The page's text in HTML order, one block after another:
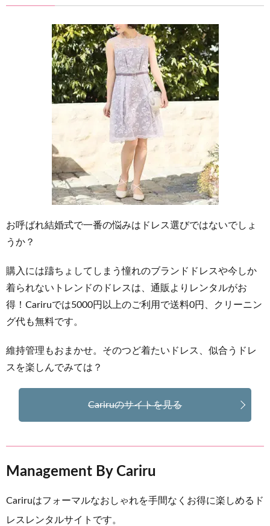
お呼ばれ結婚式で一番の悩みはドレス選びではないでしょ
うか？
購入には躊ちょしてしまう憧れのブランドドレスや今しか
着られないトレンドのドレスは、通販よりレンタルがお
得！Cariruでは5000円以上のご利用で送料0円、クリーニン
グ代も無料です。
維持管理もおまかせ。そのつど着たいドレス、似合うドレ
スを楽しんでみては？
Cariruのサイトを見る
Management By Cariru
Cariruはフォーマルなおしゃれを手間なくお得に楽しめるド
レスレンタルサイトです。